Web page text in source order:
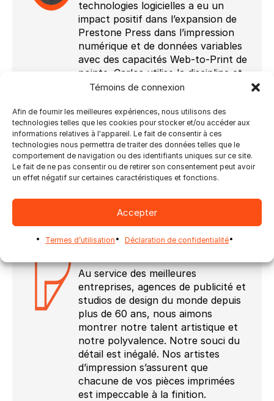
Témoins de connexion
Afin de fournir les meilleures expériences, nous utilisons des
technologies telles que les cookies pour stocker et/ou accéder aux
informations relatives à l'appareil. Le fait de consentir à ces
technologies nous permettra de traiter des données telles que le
comportement de navigation ou des identifiants uniques sur ce site.
Le fait de ne pas consentir ou de retirer son consentement peut avoir
un effet négatif sur certaines caractéristiques et fonctions.
Accepter
Termes d’utilisation Déclaration de confidentialité
technologies logicielles a eu un
impact positif dans l’expansion de
Prestone Press dans l’impression
numérique et de données variables
avec des capacités Web-to-Print de
pointe. Carlos utilise la discipline et
la responsabilité qu’il a acquises
engagement indéfectible envers le
service à la clientèle lorsqu’il fournit
un soutien et une formation aux
grands comptes d’entreprise dans
l’utilisation de notre système de
vitrine en ligne.
À propos de Prestone Press
LLC
Au service des meilleures
entreprises, agences de publicité et
studios de design du monde depuis
plus de 60 ans, nous aimons
montrer notre talent artistique et
notre polyvalence. Notre souci du
détail est inégalé. Nos artistes
d’impression s’assurent que
chacune de vos pièces imprimées
est impeccable à la finition.